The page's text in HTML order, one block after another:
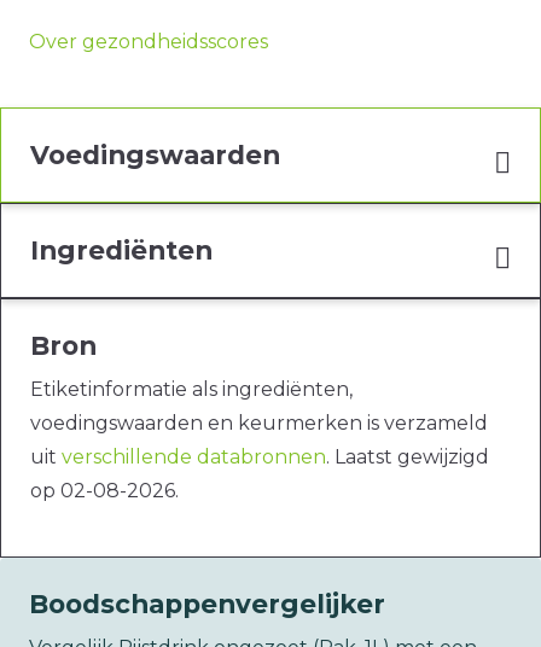
Over gezondheidsscores
Voedingswaarden
Ingrediënten
Bron
Etiketinformatie als ingrediënten,
voedingswaarden en keurmerken is verzameld
uit verschillende databronnen. Laatst gewijzigd
op 02-08-2026.
Boodschappenvergelijker